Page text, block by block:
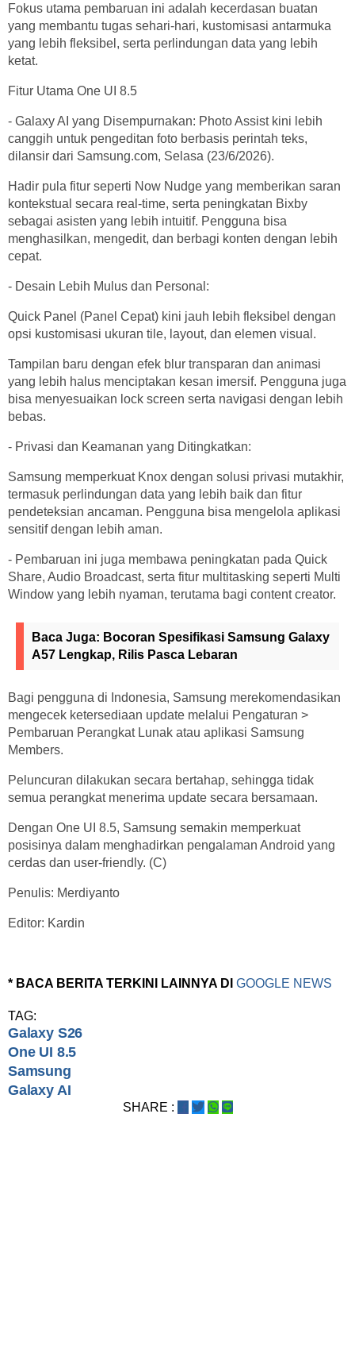
Fokus utama pembaruan ini adalah kecerdasan buatan
yang membantu tugas sehari-hari, kustomisasi antarmuka
yang lebih fleksibel, serta perlindungan data yang lebih
ketat.
Fitur Utama One UI 8.5
- Galaxy AI yang Disempurnakan: Photo Assist kini lebih
canggih untuk pengeditan foto berbasis perintah teks,
dilansir dari Samsung.com, Selasa (23/6/2026).
Hadir pula fitur seperti Now Nudge yang memberikan saran
kontekstual secara real-time, serta peningkatan Bixby
sebagai asisten yang lebih intuitif. Pengguna bisa
menghasilkan, mengedit, dan berbagi konten dengan lebih
cepat.
- Desain Lebih Mulus dan Personal:
Quick Panel (Panel Cepat) kini jauh lebih fleksibel dengan
opsi kustomisasi ukuran tile, layout, dan elemen visual.
Tampilan baru dengan efek blur transparan dan animasi
yang lebih halus menciptakan kesan imersif. Pengguna juga
bisa menyesuaikan lock screen serta navigasi dengan lebih
bebas.
- Privasi dan Keamanan yang Ditingkatkan:
Samsung memperkuat Knox dengan solusi privasi mutakhir,
termasuk perlindungan data yang lebih baik dan fitur
pendeteksian ancaman. Pengguna bisa mengelola aplikasi
sensitif dengan lebih aman.
- Pembaruan ini juga membawa peningkatan pada Quick
Share, Audio Broadcast, serta fitur multitasking seperti Multi
Window yang lebih nyaman, terutama bagi content creator.
Baca Juga: Bocoran Spesifikasi Samsung Galaxy
A57 Lengkap, Rilis Pasca Lebaran
Bagi pengguna di Indonesia, Samsung merekomendasikan
mengecek ketersediaan update melalui Pengaturan >
Pembaruan Perangkat Lunak atau aplikasi Samsung
Members.
Peluncuran dilakukan secara bertahap, sehingga tidak
semua perangkat menerima update secara bersamaan.
Dengan One UI 8.5, Samsung semakin memperkuat
posisinya dalam menghadirkan pengalaman Android yang
cerdas dan user-friendly. (C)
Penulis: Merdiyanto
Editor: Kardin
* BACA BERITA TERKINI LAINNYA DI GOOGLE NEWS
TAG:
Galaxy S26
One UI 8.5
Samsung
Galaxy AI
SHARE :